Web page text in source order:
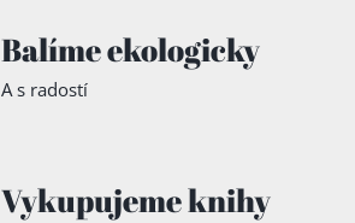
Balíme ekologicky
A s radostí
Vykupujeme knihy